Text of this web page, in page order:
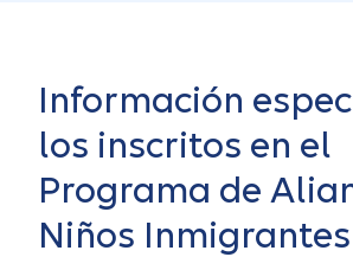
Información
los inscritos en el
Programa de
Niños Inmigrantes